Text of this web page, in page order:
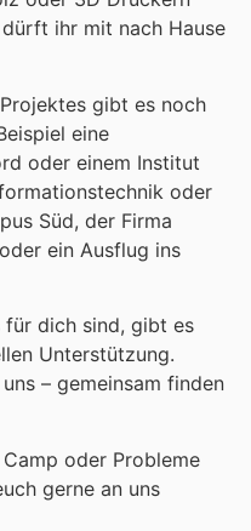
ihr mit nach Hause
gibt es noch
eine
oder einem Institut
oder
Süd, der Firma
ein Ausflug ins
für dich sind, gibt es
Unterstützung.
– gemeinsam finden
oder Probleme
gerne an uns